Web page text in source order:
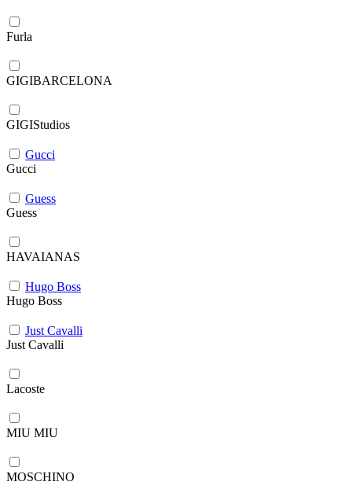
Furla
GIGIBARCELONA
GIGIStudios
Gucci
Gucci
Guess
Guess
HAVAIANAS
Hugo Boss
Hugo Boss
Just Cavalli
Just Cavalli
Lacoste
MIU MIU
MOSCHINO